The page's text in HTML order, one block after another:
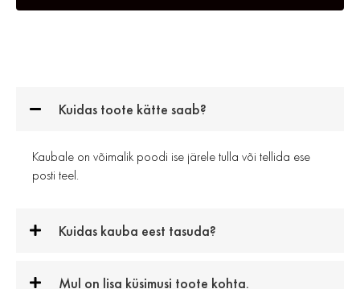
Kuidas toote kätte saab?
Kaubale on võimalik poodi ise järele tulla või tellida ese
posti teel.
Kuidas kauba eest tasuda?
Mul on lisa küsimusi toote kohta.